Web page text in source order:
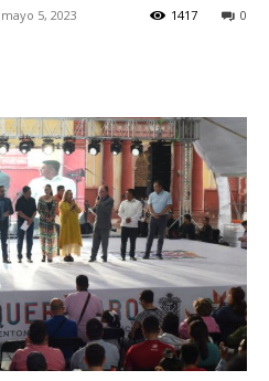
mayo 5, 2023 0
1417